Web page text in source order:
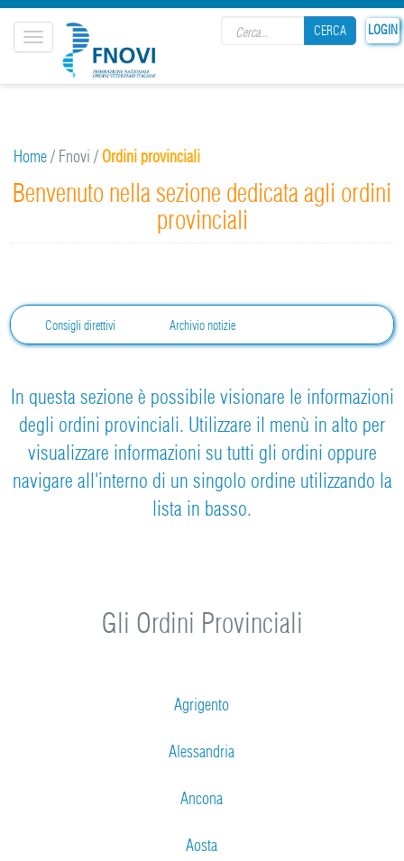
LOGIN
CERCA
Toggle
navigation
Home/ Fnovi / Ordini provinciali
Benvenuto nella sezione dedicata agli ordini
provinciali
Consigli direttivi Archivio notizie
In questa sezione è possibile visionare le informazioni
degli ordini provinciali. Utilizzare il menù in alto per
visualizzare informazioni su tutti gli ordini oppure
navigare all'interno di un singolo ordine utilizzando la
lista in basso.
Gli Ordini Provinciali
Agrigento
Alessandria
Ancona
Aosta